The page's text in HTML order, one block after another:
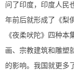
问了印度，印度人民
年前后就形成了《梨
《夜柔吠陀》四种
画、宗教建筑和雕塑
的影响。我国就更多